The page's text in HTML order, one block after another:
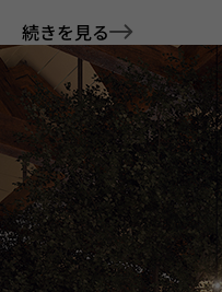
続きを見る